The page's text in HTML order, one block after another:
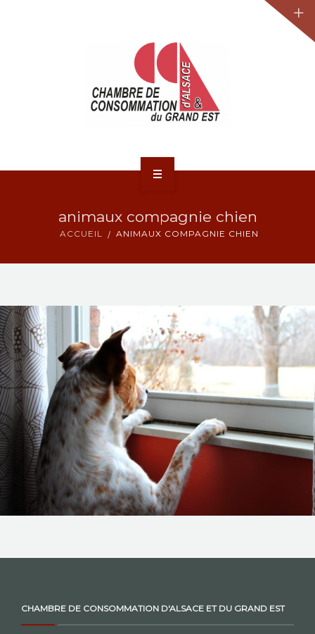
ACTUALITÉS
NOS ACTIONS
CONTACT
animaux compagnie chien
ACCUEIL ANIMAUX COMPAGNIE CHIEN
CHAMBRE DE CONSOMMATION D'ALSACE ET DU GRAND EST